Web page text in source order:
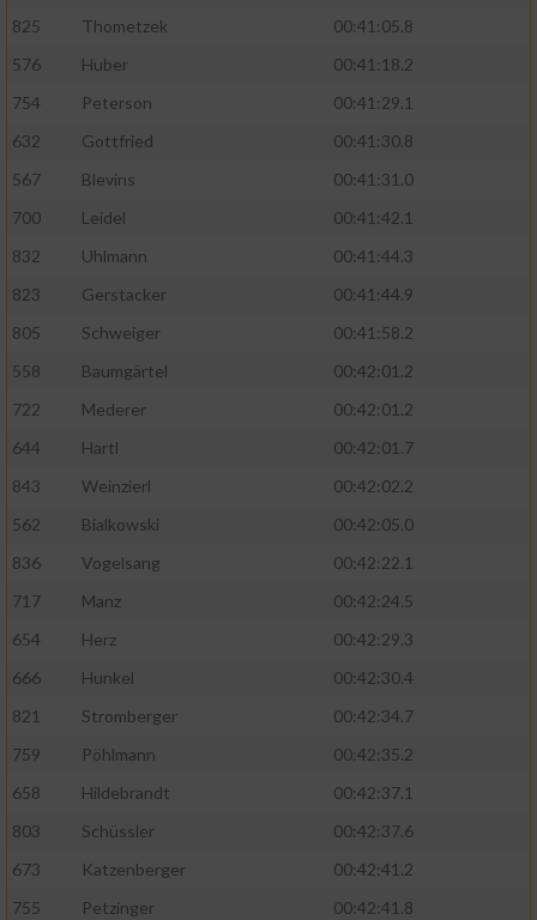
825
Thometzek
00:41:05.8
576
Huber
00:41:18.2
754
Peterson
00:41:29.1
632
Gottfried
00:41:30.8
567
Blevins
00:41:31.0
700
Leidel
00:41:42.1
832
Uhlmann
00:41:44.3
823
Gerstacker
00:41:44.9
805
Schweiger
00:41:58.2
558
Baumgärtel
00:42:01.2
722
Mederer
00:42:01.2
644
Hartl
00:42:01.7
843
Weinzierl
00:42:02.2
562
Bialkowski
00:42:05.0
836
Vogelsang
00:42:22.1
717
Manz
00:42:24.5
654
Herz
00:42:29.3
666
Hunkel
00:42:30.4
821
Stromberger
00:42:34.7
759
Pöhlmann
00:42:35.2
658
Hildebrandt
00:42:37.1
803
Schüssler
00:42:37.6
673
Katzenberger
00:42:41.2
755
Petzinger
00:42:41.8